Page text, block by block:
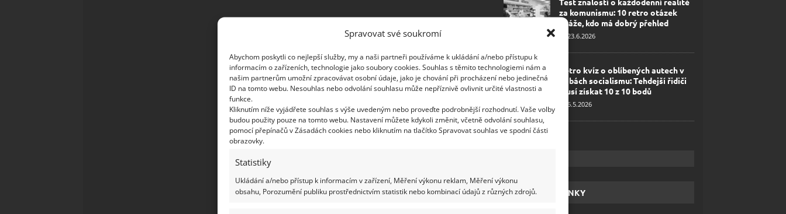
Spravovat své soukromí
Abychom poskytli co nejlepší služby, my a naši partneři používáme k ukládání a/nebo přístupu k
informacím o zařízeních, technologie jako soubory cookies. Souhlas s těmito technologiemi nám a
našim partnerům umožní zpracovávat osobní údaje, jako je chování při procházení nebo jedinečná
ID na tomto webu. Nesouhlas nebo odvolání souhlasu může nepříznivě ovlivnit určité vlastnosti a
funkce.
Kliknutím níže vyjádřete souhlas s výše uvedeným nebo proveďte podrobnější rozhodnutí. Vaše volby
budou použity pouze na tomto webu. Nastavení můžete kdykoli změnit, včetně odvolání souhlasu,
pomocí přepínačů v Zásadách cookies nebo kliknutím na tlačítko Spravovat souhlas ve spodní části
obrazovky.
Statistiky
Ukládání a/nebo přístup k informacím v zařízení, Měření výkonu reklam, Měření výkonu
obsahu, Porozumění publiku prostřednictvím statistik nebo kombinací údajů z různých zdrojů.
za komunismu: 10 retro otázek
ukáže, kdo má dobrý přehled
23.6.2026
Retro kvíz o oblíbených autech v
dobách socialismu: Tehdejší řidiči
musí získat 10 z 10 bodů
6.5.2026
ŽHAVÉ NOVINKY